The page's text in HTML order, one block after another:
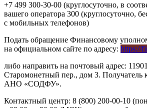
+7 499 300-30-00 (круглосуточно, в
вашего оператора 300 (круглосуточно,
с мобильных телефонов)
Подать обращение Финансовому
на официальном сайте по адресу: https://
либо направить на почтовый адрес:
Старомонетный пер., дом 3. Получатель
АНО «СОДФУ».
Контактный центр: 8 (800) 200-00-10